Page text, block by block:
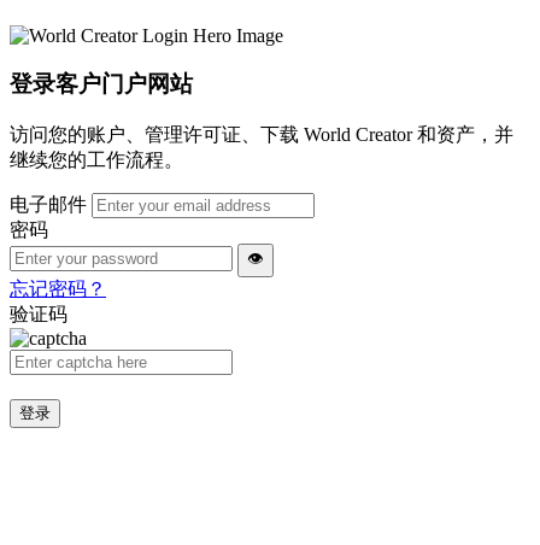
登录客户门户网站
访问您的账户、管理许可证、下载 World Creator 和资产，并
继续您的工作流程。
电子邮件
密码
👁
忘记密码？
验证码
登录